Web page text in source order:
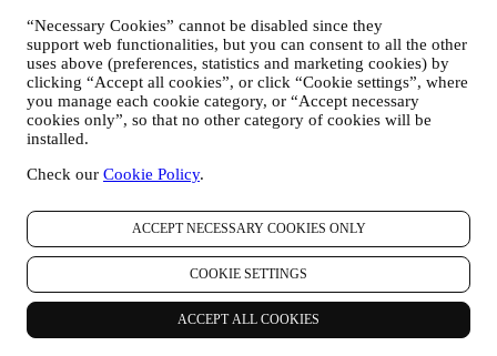
“Necessary Cookies” cannot be disabled since they
support web functionalities, but you can consent to all the other
uses above (preferences, statistics and marketing cookies) by
clicking “Accept all cookies”, or click “Cookie settings”, where
you manage each cookie category, or “Accept necessary
cookies only”, so that no other category of cookies will be
installed.
Check our Cookie Policy.
ACCEPT NECESSARY COOKIES ONLY
COOKIE SETTINGS
ACCEPT ALL COOKIES
VOOR ONZE WETTELIJKE VERPLICHTINGEN
Mogelijk moeten we bepaalde gegevens over u verwerken om
te voldoen aan onze wettelijke verplichtingen en andere
verplichtingen die voortvloeien uit instructies van de overheid.
OM EEN LE CREUSET-ACCOUNT AAN TE MAKEN
We zullen uw gegevens gebruiken om een Le Creuset-
account aan te maken die u toegang geeft tot een reeks
voordelen voor geregistreerde gebruikers, om beter te kunnen
verzendadressen opslaan, bestellingen bekijken en volgen.
Elke verwerkingsactiviteit is vereist om ons in staat te stellen
deze diensten aan u als Le Creuset-accounthouder te leveren.
OM UW BESTELLINGEN TE BEHEREN EN OM ONZE
PRODUCTEN, DIENSTEN EN ASSISTENTIE AAN U
Wij zullen uw gegevens gebruiken om onze contractuele